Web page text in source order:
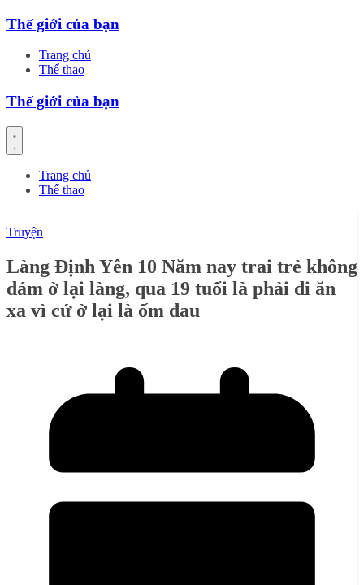
Skip
content
Thế giới của bạn
Trang chủ
Thể thao
Thế giới của bạn
Trang chủ
Thể thao
Truyện
Làng Định Yên 10 Năm nay trai trẻ không
dám ở lại làng, qua 19 tuổi là phải đi ăn
xa vì cứ ở lại là ốm đau